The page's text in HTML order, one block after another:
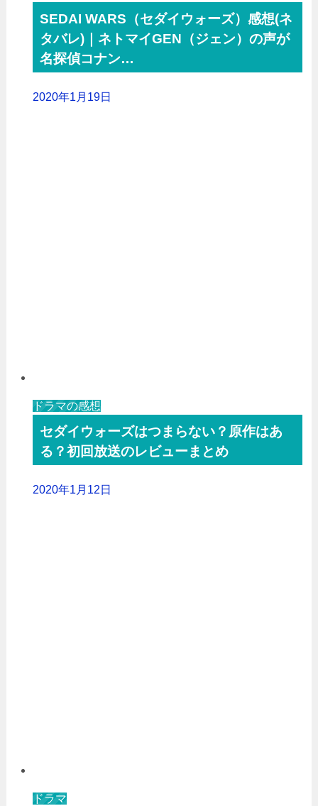
SEDAI WARS（セダイウォーズ）感想(ネ
タバレ)｜ネトマイGEN（ジェン）の声が
名探偵コナン…
2020年1月19日
ドラマの感想
セダイウォーズはつまらない？原作はあ
る？初回放送のレビューまとめ
2020年1月12日
ドラマ